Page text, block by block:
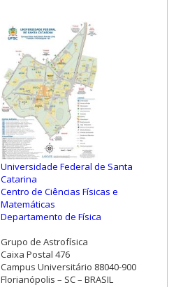
Universidade Federal de Santa
Catarina
Centro de Ciências Físicas e
Matemáticas
Departamento de Física
Grupo de Astrofísica
Caixa Postal 476
Campus Universitário 88040-900
Florianópolis – SC – BRASIL